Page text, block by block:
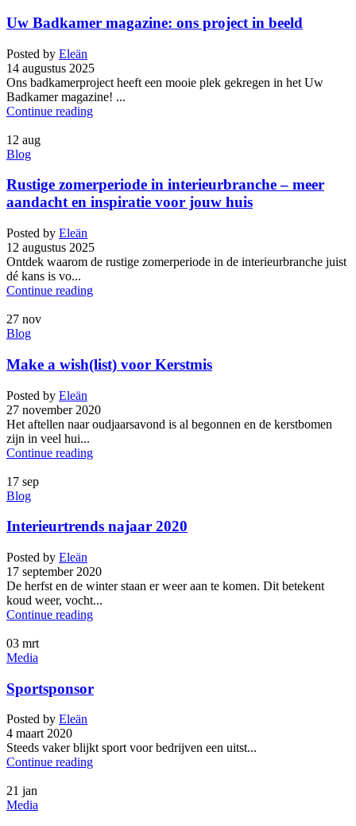
Uw Badkamer magazine: ons project in beeld
Posted by Eleän
14 augustus 2025
Ons badkamerproject heeft een mooie plek gekregen in het Uw
Badkamer magazine! ...
Continue reading
12 aug
Blog
Rustige zomerperiode in interieurbranche – meer
aandacht en inspiratie voor jouw huis
Posted by Eleän
12 augustus 2025
Ontdek waarom de rustige zomerperiode in de interieurbranche juist
dé kans is vo...
Continue reading
27 nov
Blog
Make a wish(list) voor Kerstmis
Posted by Eleän
27 november 2020
Het aftellen naar oudjaarsavond is al begonnen en de kerstbomen
zijn in veel hui...
Continue reading
17 sep
Blog
Interieurtrends najaar 2020
Posted by Eleän
17 september 2020
De herfst en de winter staan er weer aan te komen. Dit betekent
koud weer, vocht...
Continue reading
03 mrt
Media
Sportsponsor
Posted by Eleän
4 maart 2020
Steeds vaker blijkt sport voor bedrijven een uitst...
Continue reading
21 jan
Media